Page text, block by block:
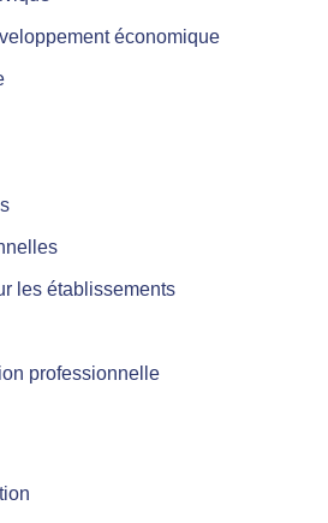
économique
les établissements
professionnelle